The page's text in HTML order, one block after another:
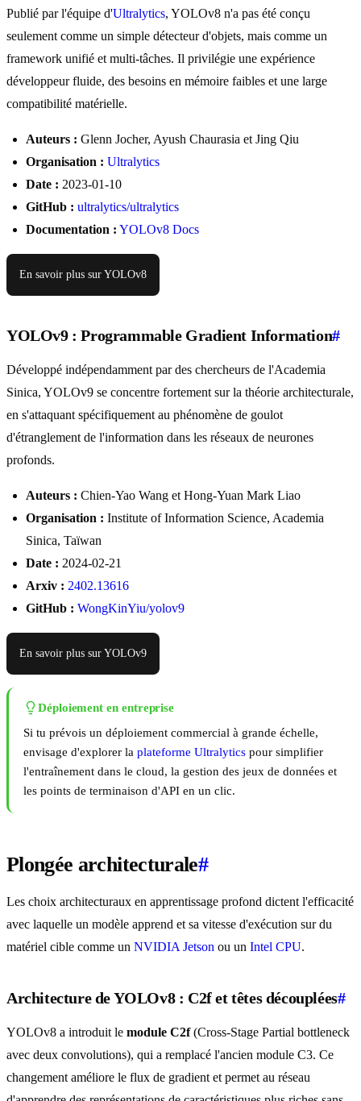
Publié par l'équipe d'Ultralytics, YOLOv8 n'a pas été conçu
seulement comme un simple détecteur d'objets, mais comme un
framework unifié et multi-tâches. Il privilégie une expérience
développeur fluide, des besoins en mémoire faibles et une large
compatibilité matérielle.
Auteurs : Glenn Jocher, Ayush Chaurasia et Jing Qiu
Organisation : Ultralytics
Date : 2023-01-10
GitHub : ultralytics/ultralytics
Documentation : YOLOv8 Docs
En savoir plus sur YOLOv8
YOLOv9 : Programmable Gradient Information#
Développé indépendamment par des chercheurs de l'Academia
Sinica, YOLOv9 se concentre fortement sur la théorie architecturale,
en s'attaquant spécifiquement au phénomène de goulot
d'étranglement de l'information dans les réseaux de neurones
profonds.
Auteurs : Chien-Yao Wang et Hong-Yuan Mark Liao
Organisation : Institute of Information Science, Academia
Sinica, Taïwan
Date : 2024-02-21
Arxiv : 2402.13616
GitHub : WongKinYiu/yolov9
En savoir plus sur YOLOv9
Déploiement en entreprise
Si tu prévois un déploiement commercial à grande échelle,
envisage d'explorer la plateforme Ultralytics pour simplifier
l'entraînement dans le cloud, la gestion des jeux de données et
les points de terminaison d'API en un clic.
Plongée architecturale#
Les choix architecturaux en apprentissage profond dictent l'efficacité
avec laquelle un modèle apprend et sa vitesse d'exécution sur du
matériel cible comme un NVIDIA Jetson ou un Intel CPU.
Architecture de YOLOv8 : C2f et têtes découplées#
YOLOv8 a introduit le module C2f(Cross-Stage Partial bottleneck
avec deux convolutions), qui a remplacé l'ancien module C3. Ce
changement améliore le flux de gradient et permet au réseau